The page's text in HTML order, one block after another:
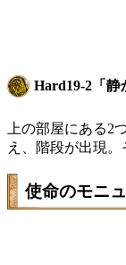
Hard19-2「静
上の部屋にある2
え、階段が出現。
使命のモニ